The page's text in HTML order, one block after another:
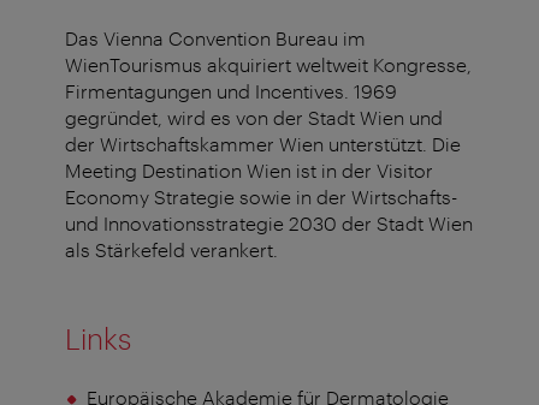
Das Vienna Convention Bureau im
WienTourismus akquiriert weltweit Kongresse,
Firmentagungen und Incentives. 1969
gegründet, wird es von der Stadt Wien und
der Wirtschaftskammer Wien unterstützt. Die
Meeting Destination Wien ist in der Visitor
Economy Strategie sowie in der Wirtschafts-
und Innovationsstrategie 2030 der Stadt Wien
als Stärkefeld verankert.
Links
Europäische Akademie für Dermatologie